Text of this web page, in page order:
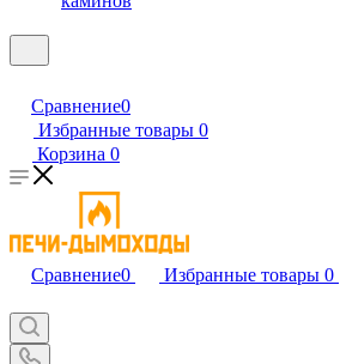
Сравнение0
Избранные товары 0
Корзина 0
Сравнение0 Избранные товары 0